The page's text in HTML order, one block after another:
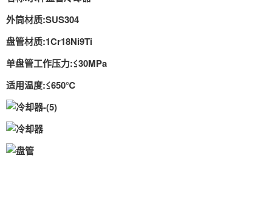
外筒材质:SUS304
盘管材质:1Cr18Ni9Ti
单盘管工作压力:≤30MPa
适用温度:≤650℃